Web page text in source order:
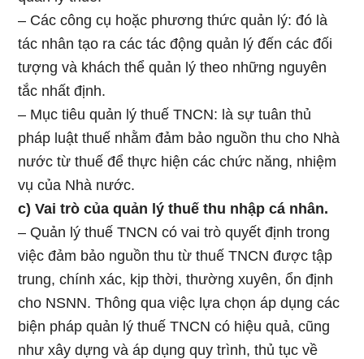
– Các công cụ hoặc phương thức quản lý: đó là
tác nhân tạo ra các tác động quản lý đến các đối
tượng và khách thể quản lý theo những nguyên
tắc nhất định.
– Mục tiêu quản lý thuế TNCN: là sự tuân thủ
pháp luật thuế nhằm đảm bảo nguồn thu cho Nhà
nước từ thuế để thực hiện các chức năng, nhiệm
vụ của Nhà nước.
c) Vai trò của quản lý thuế thu nhập cá nhân.
– Quản lý thuế TNCN có vai trò quyết định trong
việc đảm bảo nguồn thu từ thuế TNCN được tập
trung, chính xác, kịp thời, thường xuyên, ổn định
cho NSNN. Thông qua việc lựa chọn áp dụng các
biện pháp quản lý thuế TNCN có hiệu quả, cũng
như xây dựng và áp dụng quy trình, thủ tục về